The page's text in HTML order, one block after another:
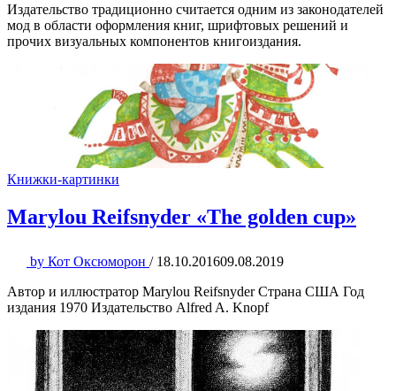
Издательство традиционно считается одним из законодателей
мод в области оформления книг, шрифтовых решений и
прочих визуальных компонентов книгоиздания.
Книжки-картинки
Marylou Reifsnyder «The golden cup»
by Кот Оксюморон / 18.10.201609.08.2019
Автор и иллюстратор Marylou Reifsnyder Страна США Год
издания 1970 Издательство Alfred A. Knopf